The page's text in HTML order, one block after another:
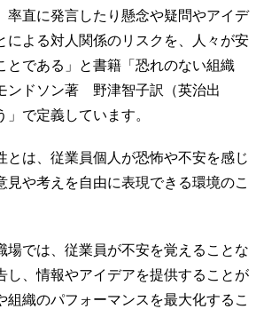
率直に発言したり懸念や疑問やアイデ
による対人関係のリスクを、人々が安
とである」と書籍「恐れのない組織
ンドソン著 野津智子訳（英治出
で定義しています。
とは、従業員個人が恐怖や不安を感じ
見や考えを自由に表現できる環境のこ
場では、従業員が不安を覚えることな
し、情報やアイデアを提供することが
組織のパフォーマンスを最大化するこ